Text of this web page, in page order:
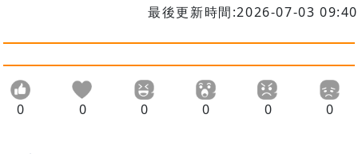
最後更新時間:2026-07-03 09:40
0 0 0 0 0 0